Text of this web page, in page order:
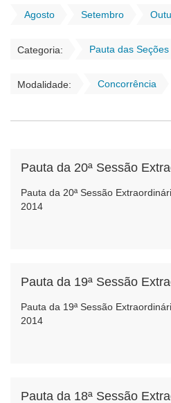
Agosto Setembro
Categoria: Pauta das Seções
Modalidade: Concorrência
Pauta da 20ª Sessão
2014
Pauta da 19ª Sessão
2014